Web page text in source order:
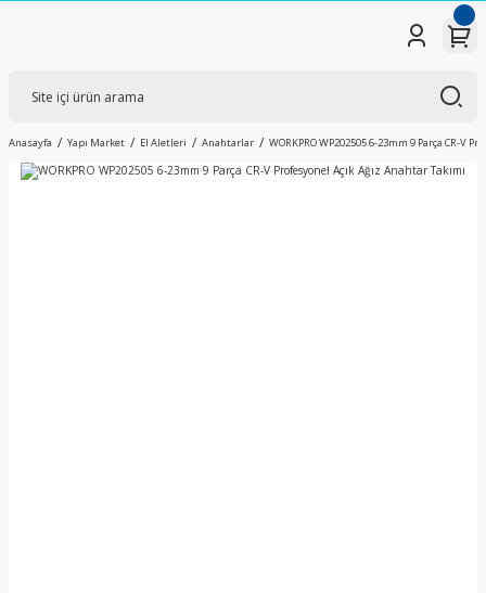
Anasayfa Yapı Market El Aletleri Anahtarlar WORKPRO WP202505 6-23mm 9 Parça CR-V